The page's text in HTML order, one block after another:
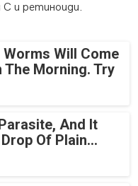
С и ретиноиди.
Will Come
The Morning. Try
And It
Of Plain...